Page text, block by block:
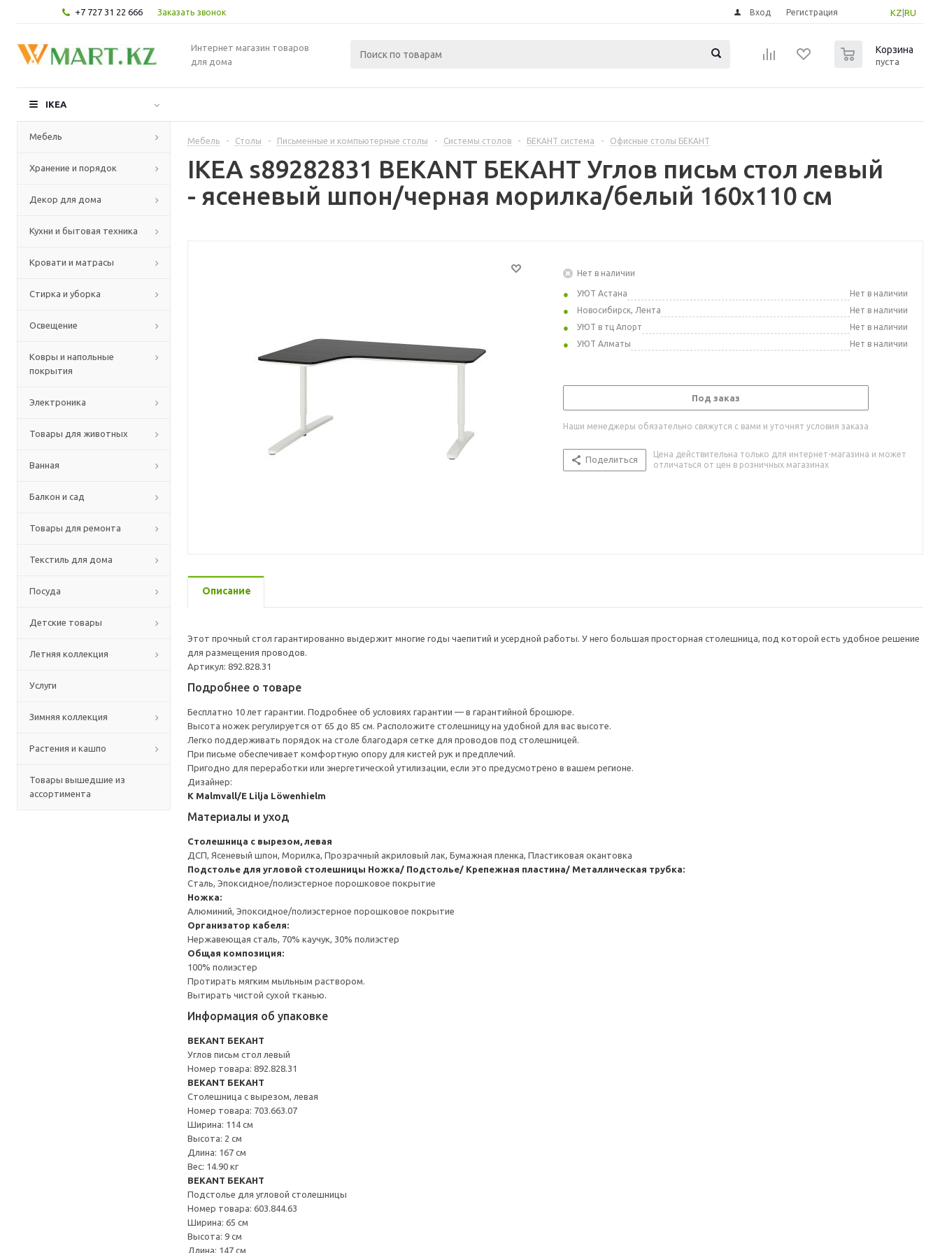
+7 727 31 22 666 Заказать звонок KZ RU
Вход Регистрация
Интернет магазин товаров
для дома
Корзина
пуста
IKEA
Мебель
Хранение и порядок
Декор для дома
Кухни и бытовая техника
Кровати и матрасы
Стирка и уборка
Освещение
Ковры и напольные
покрытия
Электроника
Товары для животных
Ванная
Балкон и сад
Товары для ремонта
Текстиль для дома
Посуда
Детские товары
Летняя коллекция
Услуги
Зимняя коллекция
Растения и кашпо
Товары вышедшие из
ассортимента
Мебель - Столы - Письменные и компьютерные столы - Системы столов - БЕКАНТ система - Офисные столы БЕКАНТ
IKEA s89282831 BEKANT БЕКАНТ Углов письм стол левый
- ясеневый шпон/черная морилка/белый 160x110 см
Нет в наличии
УЮТ Астана
Нет в наличии
Новосибирск, Лента
Нет в наличии
УЮТ в тц Апорт
Нет в наличии
УЮТ Алматы
Нет в наличии
Под заказ
Наши менеджеры обязательно свяжутся с вами и уточнят условия заказа
Поделиться
Цена действительна только для интернет-магазина и может
отличаться от цен в розничных магазинах
Описание
Этот прочный стол гарантированно выдержит многие годы чаепитий и усердной работы. У него большая просторная столешница, под которой есть удобное решение
для размещения проводов.
Артикул: 892.828.31
Подробнее о товаре
Бесплатно 10 лет гарантии. Подробнее об условиях гарантии — в гарантийной брошюре.
Высота ножек регулируется от 65 до 85 см. Расположите столешницу на удобной для вас высоте.
Легко поддерживать порядок на столе благодаря сетке для проводов под столешницей.
При письме обеспечивает комфортную опору для кистей рук и предплечий.
Пригодно для переработки или энергетической утилизации, если это предусмотрено в вашем регионе.
Дизайнер:
K Malmvall/E Lilja Löwenhielm
Материалы и уход
Столешница с вырезом, левая
ДСП, Ясеневый шпон, Морилка, Прозрачный акриловый лак, Бумажная пленка, Пластиковая окантовка
Подстолье для угловой столешницы Ножка/ Подстолье/ Крепежная пластина/ Металлическая трубка:
Сталь, Эпоксидное/полиэстерное порошковое покрытие
Ножка:
Алюминий, Эпоксидное/полиэстерное порошковое покрытие
Организатор кабеля:
Нержавеющая сталь, 70% каучук, 30% полиэстер
Общая композиция:
100% полиэстер
Протирать мягким мыльным раствором.
Вытирать чистой сухой тканью.
Информация об упаковке
BEKANT БЕКАНТ
Углов письм стол левый
Номер товара: 892.828.31
BEKANT БЕКАНТ
Столешница с вырезом, левая
Номер товара: 703.663.07
Ширина: 114 см
Высота: 2 см
Длина: 167 см
Вес: 14.90 кг
BEKANT БЕКАНТ
Подстолье для угловой столешницы
Номер товара: 603.844.63
Ширина: 65 см
Высота: 9 см
Длина: 147 см